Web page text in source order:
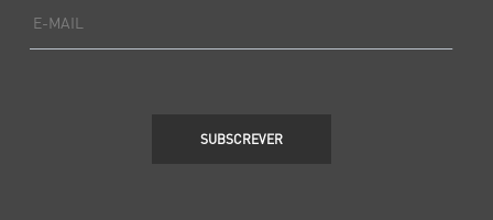
E-MAIL
SUBSCREVER